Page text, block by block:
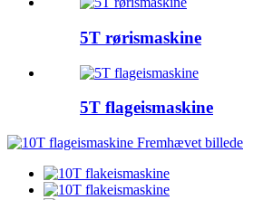
5T rørismaskine
5T flageismaskine